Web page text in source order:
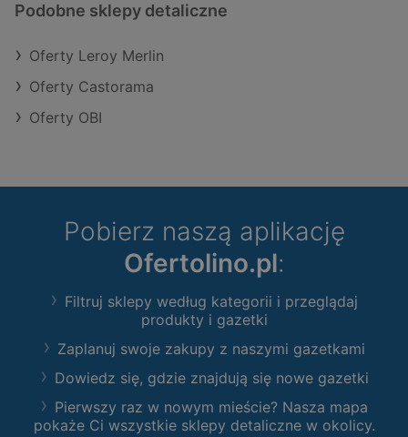
Podobne sklepy detaliczne
Oferty Leroy Merlin
Oferty Castorama
Oferty OBI
Pobierz naszą aplikację
Ofertolino.pl:
Filtruj sklepy według kategorii i przeglądaj
produkty i gazetki
Zaplanuj swoje zakupy z naszymi gazetkami
Dowiedz się, gdzie znajdują się nowe gazetki
Pierwszy raz w nowym mieście? Nasza mapa
pokaże Ci wszystkie sklepy detaliczne w okolicy.